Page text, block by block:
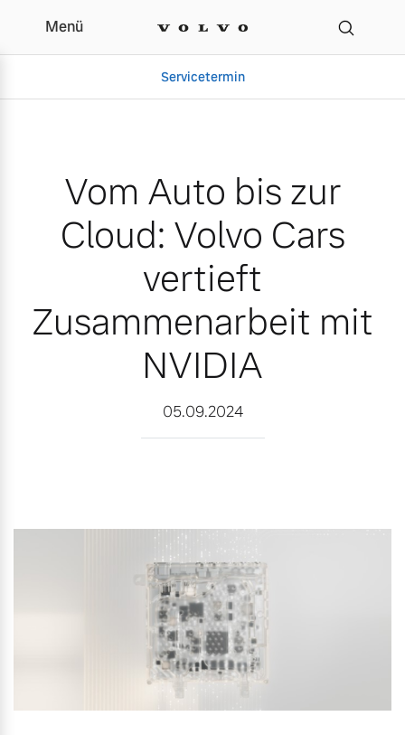
Vom Auto bis zur
Menü
Servicetermin
Aktuelle Zubehörangebote
Gebrauchtwagen
Aktuelle Serviceangebote
Service by Volvo
Über uns
Unsere News & Events
Vom Auto bis zur
Cloud: Volvo Cars
vertieft
Zusammenarbeit mit
NVIDIA
05.09.2024